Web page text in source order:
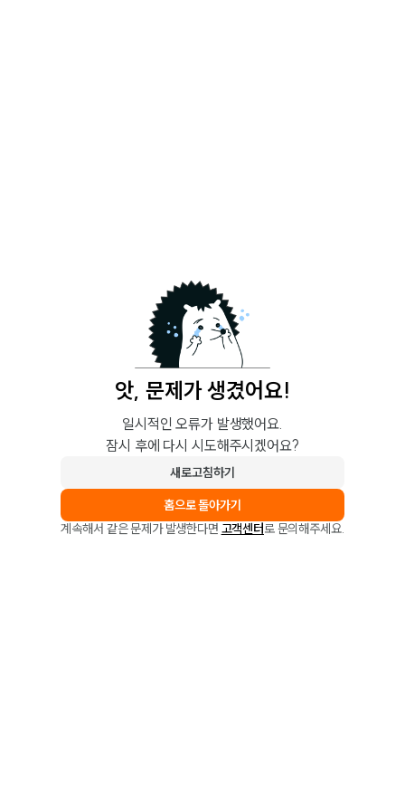
앗, 문제가 생겼어요!
일시적인 오류가 발생했어요.
잠시 후에 다시 시도해주시겠어요?
새로고침하기
홈으로 돌아가기
계속해서 같은 문제가 발생한다면 고객센터로 문의해주세요.